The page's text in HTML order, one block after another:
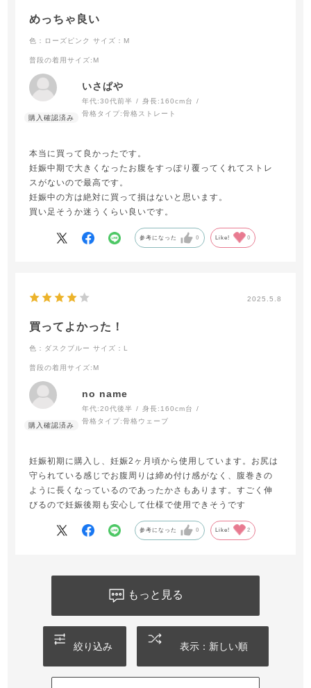
めっちゃ良い
色：ローズピンク サイズ：M
普段の着用サイズ:M
いさぱや
年代:30代前半 身長: 160cm台
骨格タイプ:骨格ストレート
本当に買って良かったです。
妊娠中期で大きくなったお腹をすっぽり覆ってくれてストレ
スがないので最高です。
妊娠中の方は絶対に買って損はないと思います。
買い足そうか迷うくらい良いです。
参考になった 0 Like! 0
2025.5.8
買ってよかった！
色：ダスクブルー サイズ：L
普段の着用サイズ:M
no name
年代:20代後半 身長: 160cm台
骨格タイプ:骨格ウェーブ
妊娠初期に購入し、妊娠2ヶ月頃から使用しています。お尻は
守られている感じでお腹周りは締め付け感がなく、腹巻きの
ように長くなっているのであったかさもあります。すごく伸
びるので妊娠後期も安心して仕様で使用できそうです
参考になった 0 Like! 2
もっと見る
絞り込み 表示：新しい順